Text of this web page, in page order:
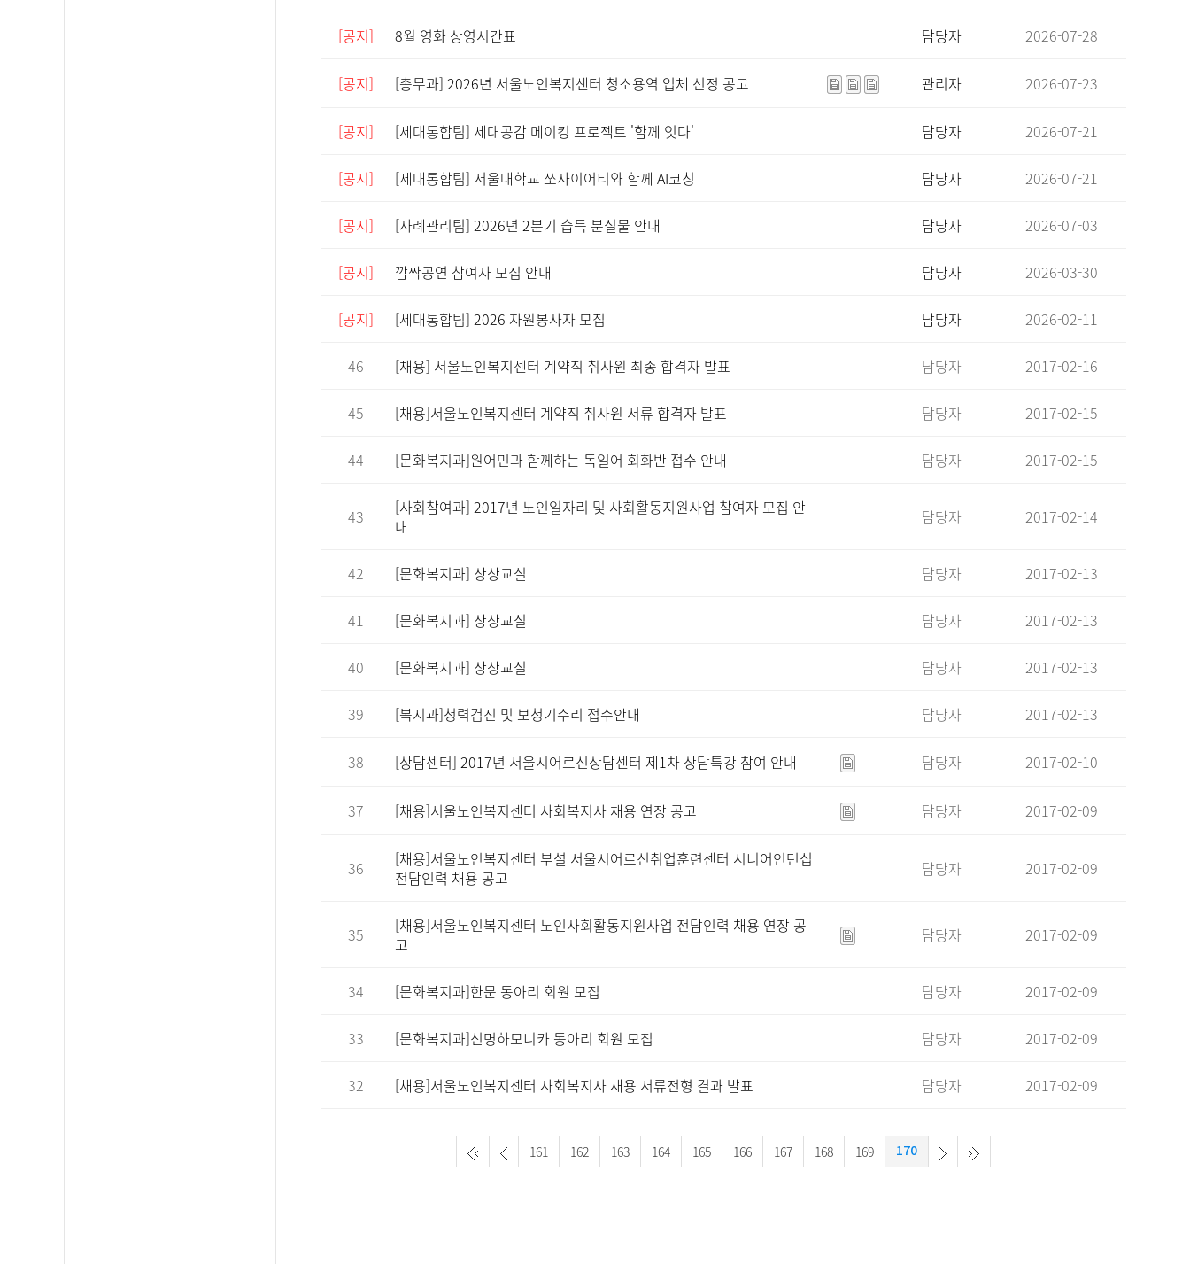
[공지] 8월 영화 상영시간표 담당자 2026-07-28
[공지] [총무과] 2026년 서울노인복지센터 청소용역 업체 선정 공고 관리자 2026-07-23
[공지] [세대통합팀] 세대공감 메이킹 프로젝트 '함께 잇다' 담당자 2026-07-21
[공지] [세대통합팀] 서울대학교 쏘사이어티와 함께 AI코칭 담당자 2026-07-21
[공지] [사례관리팀] 2026년 2분기 습득 분실물 안내 담당자 2026-07-03
[공지] 깜짝공연 참여자 모집 안내 담당자 2026-03-30
[공지] [세대통합팀] 2026 자원봉사자 모집 담당자 2026-02-11
46 [채용] 서울노인복지센터 계약직 취사원 최종 합격자 발표 담당자 2017-02-16
45 [채용]서울노인복지센터 계약직 취사원 서류 합격자 발표 담당자 2017-02-15
44 [문화복지과]원어민과 함께하는 독일어 회화반 접수 안내 담당자 2017-02-15
43
[사회참여과] 2017년 노인일자리 및 사회활동지원사업 참여자 모집 안
내
담당자 2017-02-14
42 [문화복지과] 상상교실 담당자 2017-02-13
41 [문화복지과] 상상교실 담당자 2017-02-13
40 [문화복지과] 상상교실 담당자 2017-02-13
39 [복지과]청력검진 및 보청기수리 접수안내 담당자 2017-02-13
38 [상담센터] 2017년 서울시어르신상담센터 제1차 상담특강 참여 안내 담당자 2017-02-10
37 [채용]서울노인복지센터 사회복지사 채용 연장 공고 담당자 2017-02-09
36
[채용]서울노인복지센터 부설 서울시어르신취업훈련센터 시니어인턴십
전담인력 채용 공고
담당자 2017-02-09
35
[채용]서울노인복지센터 노인사회활동지원사업 전담인력 채용 연장 공
고
담당자 2017-02-09
34 [문화복지과]한문 동아리 회원 모집 담당자 2017-02-09
33 [문화복지과]신명하모니카 동아리 회원 모집 담당자 2017-02-09
32 [채용]서울노인복지센터 사회복지사 채용 서류전형 결과 발표 담당자 2017-02-09
161 162 163 164 165 166 167 168 169 170